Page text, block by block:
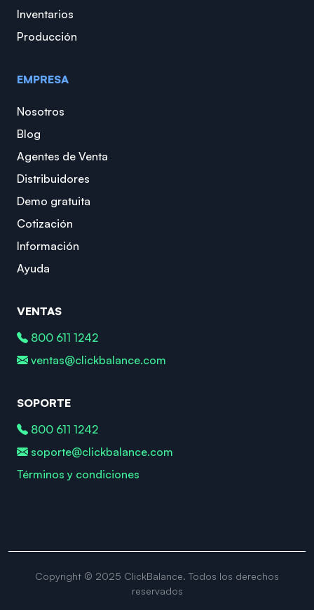
Inventarios
Producción
EMPRESA
Nosotros
Blog
Agentes de Venta
Distribuidores
Demo gratuita
Cotización
Información
Ayuda
VENTAS
800 611 1242
ventas@clickbalance.com
SOPORTE
800 611 1242
soporte@clickbalance.com
Términos y condiciones
Copyright © 2025 ClickBalance. Todos los derechos
reservados